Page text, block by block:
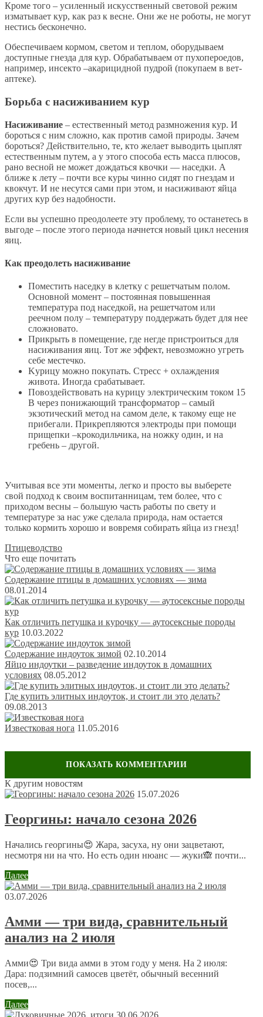
Кроме того – усиленный искусственный световой режим
изматывает кур, как раз к весне. Они же не роботы, не могут
нестись бесконечно.
Обеспечиваем кормом, светом и теплом, оборудываем
доступные гнезда для кур. Обрабатываем от пухопероедов,
например, инсекто –акарицидной пудрой (покупаем в вет-
аптеке).
Борьба с насиживанием кур
Насиживание – естественный метод размножения кур. И
бороться с ним сложно, как против самой природы. Зачем
бороться? Действительно, те, кто желает выводить цыплят
естественным путем, а у этого способа есть масса плюсов,
рано весной не может дождаться квочки — наседки. А
ближе к лету – почти все куры чинно сидят по гнездам и
квокчут. И не несутся сами при этом, и насиживают яйца
других кур без надобности.
Если вы успешно преодолеете эту проблему, то останетесь в
выгоде – после этого периода начнется новый цикл несения
яиц.
Как преодолеть насиживание
Поместить наседку в клетку с решетчатым полом.
Основной момент – постоянная повышенная
температура под наседкой, на решетчатом или
реечном полу – температуру поддержать будет для нее
сложновато.
Прикрыть в помещение, где негде пристроиться для
насиживания яиц. Тот же эффект, невозможно угреть
себе местечко.
Kурицу можно покупать. Стресс + охлаждения
живота. Иногда срабатывает.
Повоздействовать на курицу электрическим током 15
В через понижающий трансформатор – самый
экзотический метод на самом деле, к такому еще не
прибегали. Прикрепляются электроды при помощи
прищепки –крокодильчика, на ножку один, и на
гребень – другой.
Учитывая все эти моменты, легко и просто вы выберете
свой подход к своим воспитанницам, тем более, что с
приходом весны – большую часть работы по свету и
температуре за нас уже сделала природа, нам остается
только кормить хорошо и вовремя собирать яйца из гнезд!
Птицеводство
Что еще почитать
Содержание птицы в домашних условиях — зима
08.01.2014
Как отличить петушка и курочку — аутосексные породы
кур 10.03.2022
Содержание индоуток зимой 02.10.2014
Яйцо индоутки – разведение индоуток в домашних
условиях 08.05.2012
Где купить элитных индоуток, и стоит ли это делать?
09.08.2013
Известковая нога 11.05.2016
Обсуждение: 38 комментариев
ирина
23 марта 2012 в 19:41
Мы в этом гуду хотим курочек завести, место
позволяет на участке, думаю штучек 10 нам хватит.
Мы покупаем яйца, когда бываем нра даче, у местных
жителей. Так вот зимой яиц очень мало и не хватало, а
весной уже покупаем столько, сколько нам
необходимо.
К другим новостям
15.07.2026
Георгины: начало сезона 2026
Начались георгины😍 Жара, засуха, ну они зацветают,
несмотря ни на что. Но есть один нюанс — жуки🙈 почти...
Далее
03.07.2026
Амми — три вида, сравнительный
анализ на 2 июля
Амми😍 Три вида амми в этом году у меня. На 2 июля:
Дара: подзимний самосев цветёт, обычный весенний
посев,...
Далее
30.06.2026